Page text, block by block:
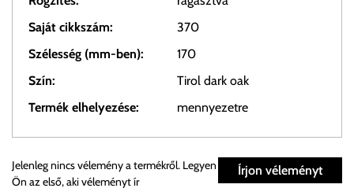
Saját cikkszám:
370
Szélesség (mm-ben):
170
Szín:
Tirol dark oak
Termék elhelyezése:
mennyezetre
Személyes átvétel:
Írjon véleményt
Jelenleg nincs vélemény a termékről. Legyen
Ön az első, aki véleményt ír